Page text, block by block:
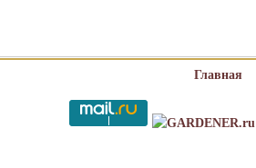
Главная